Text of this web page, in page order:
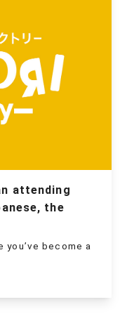
attending
the
become a